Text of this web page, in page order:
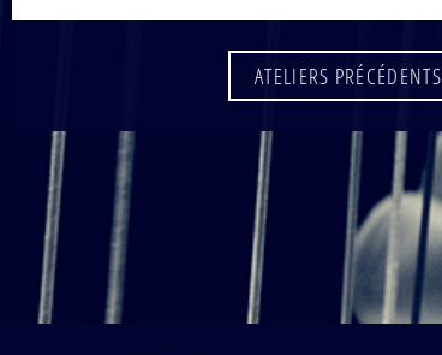
ATELIERS PRÉCÉDENTS